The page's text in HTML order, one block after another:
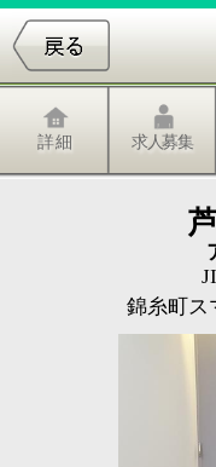
芦澤 仁
アシザワ
錦糸町スマイル歯